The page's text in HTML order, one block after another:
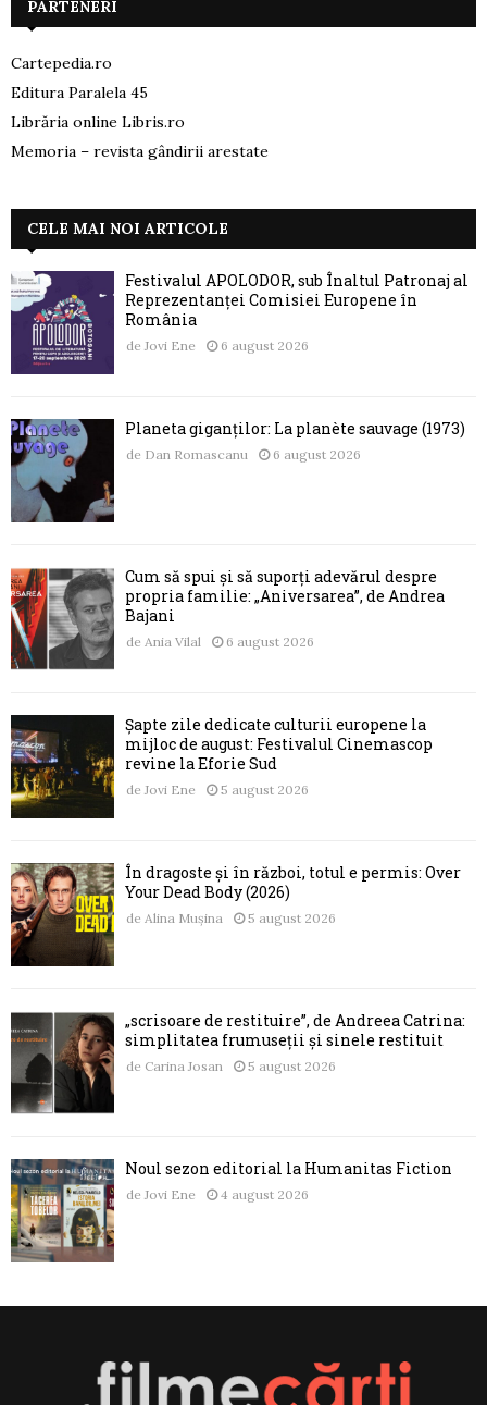
PARTENERI
Cartepedia.ro
Editura Paralela 45
Librăria online Libris.ro
Memoria – revista gândirii arestate
CELE MAI NOI ARTICOLE
Festivalul APOLODOR, sub Înaltul Patronaj al
Reprezentanței Comisiei Europene în
România
de Jovi Ene 6 august 2026
Planeta giganților: La planète sauvage (1973)
de Dan Romascanu 6 august 2026
Cum să spui și să suporți adevărul despre
propria familie: „Aniversarea”, de Andrea
Bajani
de Ania Vilal 6 august 2026
Șapte zile dedicate culturii europene la
mijloc de august: Festivalul Cinemascop
revine la Eforie Sud
de Jovi Ene 5 august 2026
În dragoste și în război, totul e permis: Over
Your Dead Body (2026)
de Alina Mușina 5 august 2026
„scrisoare de restituire”, de Andreea Catrina:
simplitatea frumuseții și sinele restituit
de Carina Josan 5 august 2026
Noul sezon editorial la Humanitas Fiction
de Jovi Ene 4 august 2026